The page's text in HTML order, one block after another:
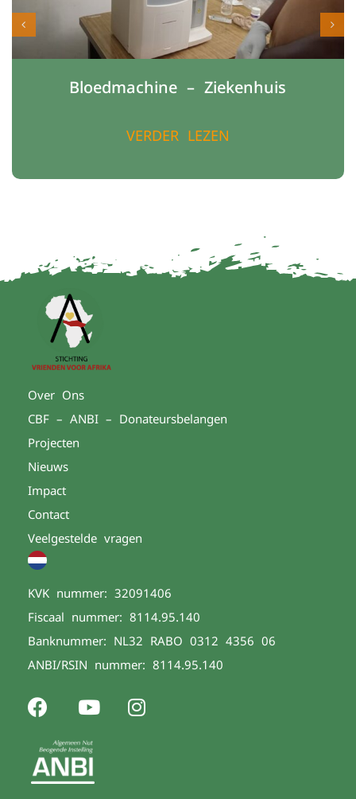
Bloedmachine – Ziekenhuis
VERDER LEZEN
Over Ons
CBF – ANBI – Donateursbelangen
Projecten
Nieuws
Impact
Contact
Veelgestelde vragen
KVK nummer: 32091406
Fiscaal nummer: 8114.95.140
Banknummer: NL32 RABO 0312 4356 06
ANBI/RSIN nummer: 8114.95.140